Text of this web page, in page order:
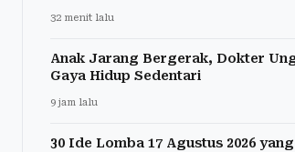
32 menit lalu
Anak Jarang Bergerak, Dokter
Gaya Hidup Sedentari
9 jam lalu
30 Ide Lomba 17 Agustus 2026